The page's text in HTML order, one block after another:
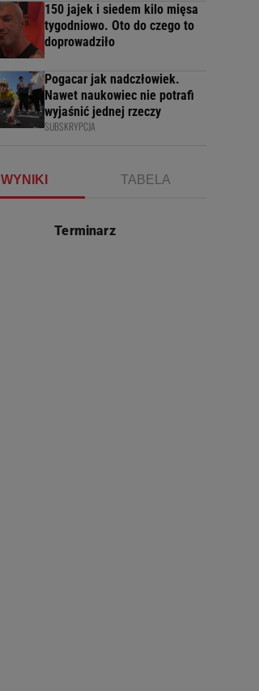
150 jajek i siedem kilo mięsa
tygodniowo. Oto do czego to
doprowadziło
Pogacar jak nadczłowiek.
Nawet naukowiec nie potrafi
wyjaśnić jednej rzeczy
SUBSKRYPCJA
WYNIKI TABELA
Terminarz